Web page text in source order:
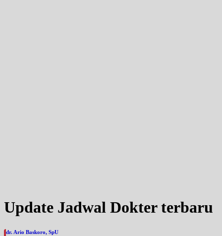
Update Jadwal Dokter terbaru
dr. Ario Baskoro, SpU